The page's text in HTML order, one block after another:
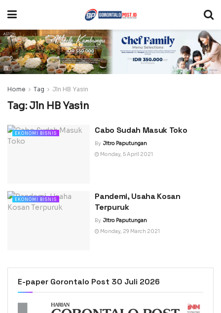
Home Tag Jln HB Yasin
Tag: Jln HB Yasin
EKONOMI BISNIS Cabo Sudah Masuk Toko
By Jitro Paputungan
Monday, 5 April 2021
EKONOMI BISNIS
Pandemi, Usaha Kosan
Terpuruk
By Jitro Paputungan
Monday, 29 March 2021
E-paper Gorontalo Post 30 Juli 2026